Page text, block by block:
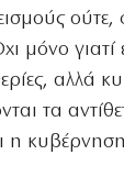
ούτε,
μόνο γιατί
αλλά
τα
η κυβέρνηση